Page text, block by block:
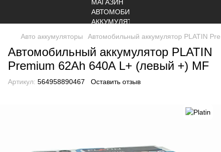
Авто аккумуляторы Автомобильный аккумулятор PLATIN
Автомобильный аккумулятор PLATIN
Premium 62Ah 640A L+ (левый +) MF
Артикул: 564958890467 Оставить отзыв